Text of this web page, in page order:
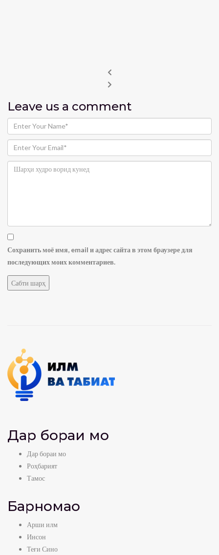
Leave us a comment
Сохранить моё имя, email и адрес сайта в этом браузере для
последующих моих комментариев.
Дар бораи мо
Дар бораи мо
Роҳбарият
Тамос
Барномаҳо
Арши илм
Инсон
Теғи Сино